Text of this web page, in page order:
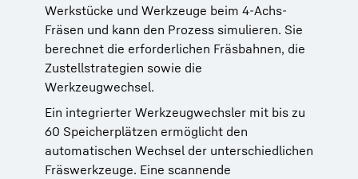
Werkstücke und Werkzeuge beim 4-Achs-
Fräsen und kann den Prozess simulieren. Sie
berechnet die erforderlichen Fräsbahnen, die
Zustellstrategien sowie die
Werkzeugwechsel.
Ein integrierter Werkzeugwechsler mit bis zu
60 Speicherplätzen ermöglicht den
automatischen Wechsel der unterschiedlichen
Fräswerkzeuge. Eine scannende